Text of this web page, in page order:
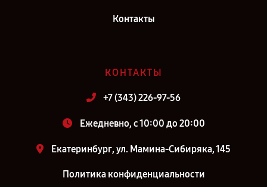
Контакты
КОНТАКТЫ
+7 (343) 226-97-56
Ежедневно, с 10:00 до 20:00
Екатеринбург, ул. Мамина-Сибиряка, 145
Политика конфиденциальности